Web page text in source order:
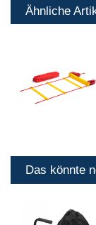
Ähnliche
Das könnte